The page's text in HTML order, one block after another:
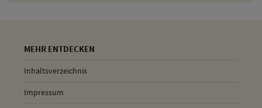
MEHR ENTDECKEN
Inhaltsverzeichnis
Impressum